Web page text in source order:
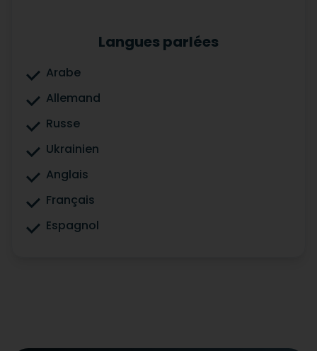
Langues parlées
Arabe
Allemand
Russe
Ukrainien
Anglais
Français
Espagnol